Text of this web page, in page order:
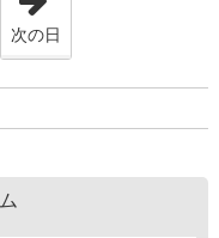
次の日